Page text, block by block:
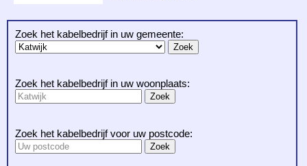
Zoek het kabelbedrijf in uw gemeente:
Zoek het kabelbedrijf in uw woonplaats:
Zoek het kabelbedrijf voor uw postcode: